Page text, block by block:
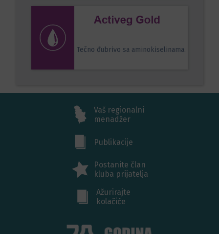
Tečno đubrivo sa aminokiselinama.
Vaš regionalni
menadžer
Publikacije
Postanite član
kluba prijatelja
Ažurirajte
kolačiće